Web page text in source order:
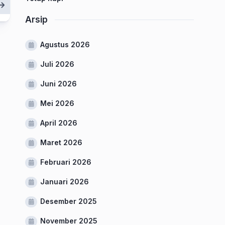
Arsip
Agustus 2026
Juli 2026
Juni 2026
Mei 2026
April 2026
Maret 2026
Februari 2026
Januari 2026
Desember 2025
November 2025